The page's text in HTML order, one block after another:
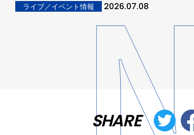
ライブ／イベント情報 2026.07.08
SHARE